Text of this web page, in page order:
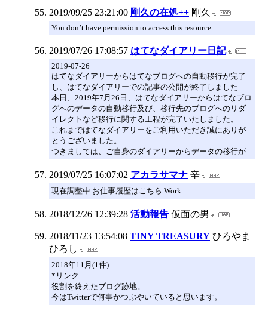
2019/09/25 23:21:00 剛久の在処++ 剛久
You don’t have permission to access this resource.
2019/07/26 17:08:57 はてなダイアリー日記
2019-07-26
はてなダイアリーからはてなブログへの自動移行が完了
し、はてなダイアリーでの記事の公開が終了しました
本日、2019年7月26日、はてなダイアリーからはてなブロ
グへのデータの自動移行及び、移行先のブログへのリダ
イレクトなど移行に関する工程が完了いたしました。
これまではてなダイアリーをご利用いただき誠にありが
とうございました。
つきましては、ご自身のダイアリーからデータの移行が
2019/07/25 16:07:02 アカラサマナ 辛
現在調整中 お仕事履歴はこちら Work
2018/12/26 12:39:28 活動報告 仮面の男
2018/11/23 13:54:08 TINY TREASURY ひろやま
ひろし
2018年11月(1件)
*リンク
役割を終えたブログ跡地。
今はTwitterで何事かつぶやいていると思います。